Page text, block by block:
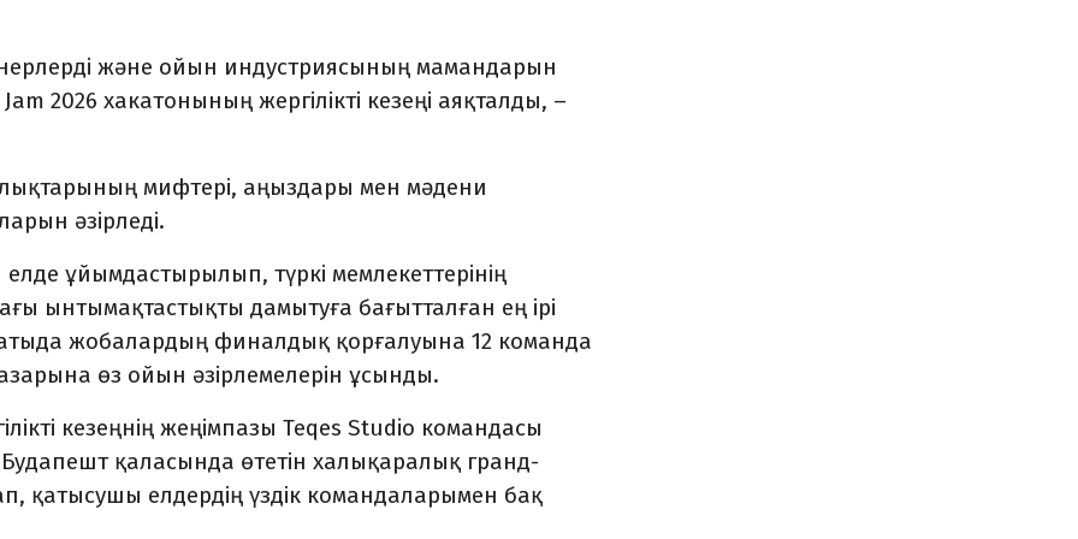
және ойын индустриясының мамандарын
2026 хакатонының жергілікті кезеңі аяқталды, –
мифтері, аңыздары мен мәдени
әзірледі.
ұйымдастырылып, түркі мемлекеттерінің
ынтымақтастықты дамытуға бағытталған ең ірі
жобалардың финалдық қорғалуына 12 команда
өз ойын әзірлемелерін ұсынды.
кезеңнің жеңімпазы Teqes Studio командасы
қаласында өтетін халықаралық гранд-
елдердің үздік командаларымен бақ